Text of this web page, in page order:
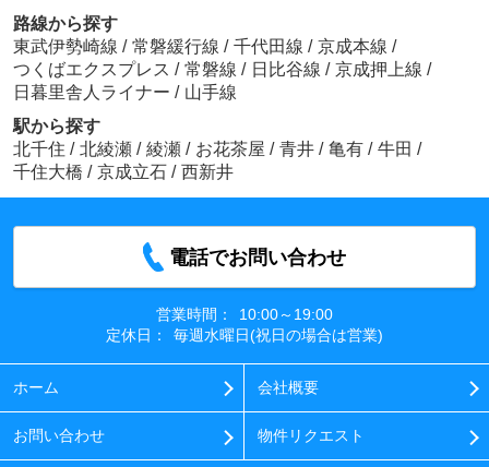
路線から探す
東武伊勢崎線 / 常磐緩行線 / 千代田線 / 京成本線 /
つくばエクスプレス / 常磐線 / 日比谷線 / 京成押上線 /
日暮里舎人ライナー / 山手線
駅から探す
北千住 / 北綾瀬 / 綾瀬 / お花茶屋 / 青井 / 亀有 / 牛田 /
千住大橋 / 京成立石 / 西新井
電話でお問い合わせ
営業時間：
10:00～19:00
定休日：
毎週水曜日(祝日の場合は営業)
ホーム 会社概要
お問い合わせ 物件リクエスト